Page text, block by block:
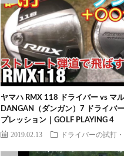
ヤマハ RMX 118 ドライバー vs マ
DANGAN（ダンガン）7 ドライバ
プレッション｜GOLF PLAYING 4
2019.02.13 ドライバーの試打